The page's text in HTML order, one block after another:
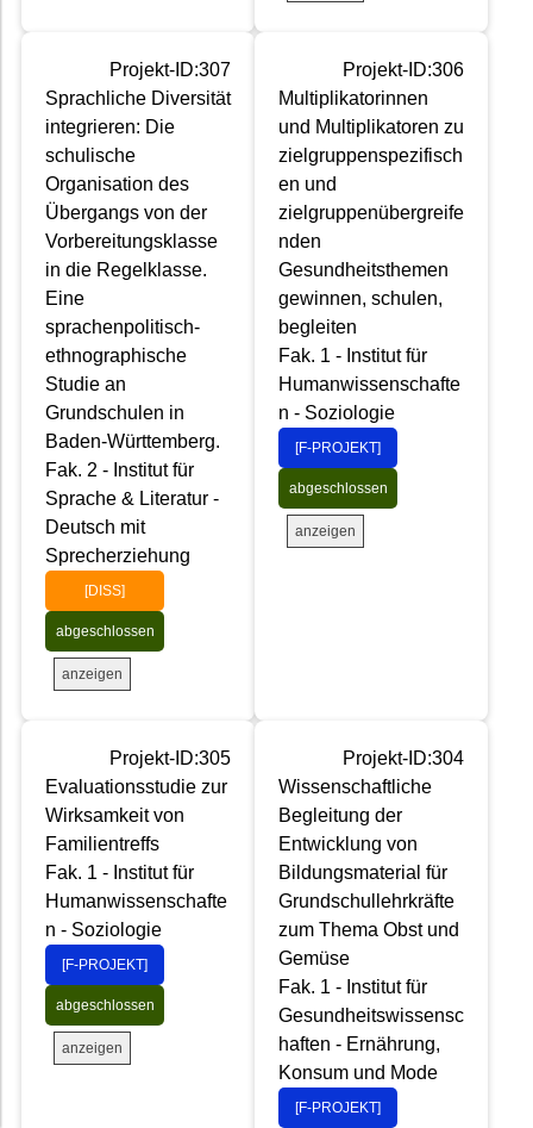
Projekt-ID:307
Sprachliche Diversität
integrieren: Die
schulische
Organisation des
Übergangs von der
Vorbereitungsklasse
in die Regelklasse.
Eine
sprachenpolitisch-
ethnographische
Studie an
Grundschulen in
Baden-Württemberg.
Fak. 2 - Institut für
Sprache & Literatur -
Deutsch mit
Sprecherziehung
[DISS]
abgeschlossen
anzeigen
Projekt-ID:306
Multiplikatorinnen
und Multiplikatoren zu
zielgruppenspezifisch
en und
zielgruppenübergreife
nden
Gesundheitsthemen
gewinnen, schulen,
begleiten
Fak. 1 - Institut für
Humanwissenschafte
n - Soziologie
[F-PROJEKT]
abgeschlossen
anzeigen
Projekt-ID:305
Evaluationsstudie zur
Wirksamkeit von
Familientreffs
Fak. 1 - Institut für
Humanwissenschafte
n - Soziologie
[F-PROJEKT]
abgeschlossen
anzeigen
Projekt-ID:304
Wissenschaftliche
Begleitung der
Entwicklung von
Bildungsmaterial für
Grundschullehrkräfte
zum Thema Obst und
Gemüse
Fak. 1 - Institut für
Gesundheitswissensc
haften - Ernährung,
Konsum und Mode
[F-PROJEKT]